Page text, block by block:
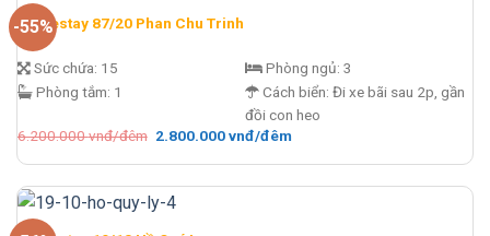
-55%
Homestay 87/20 Phan Chu Trinh
Sức chứa: 15
Phòng tắm: 1
Phòng ngủ: 3
Cách biển: Đi xe bãi sau 2p, gần
đồi con heo
6.200.000vnđ/đêm Giá
là:
đêm.
2.800.000vnđ/đêmGiá
tại
2.800.000 vnđ/